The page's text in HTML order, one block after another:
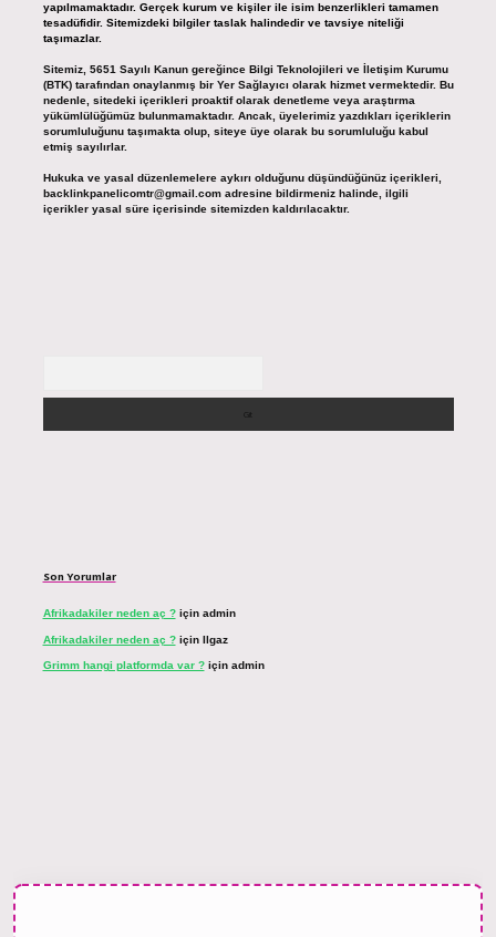
yapılmamaktadır. Gerçek kurum ve kişiler ile isim benzerlikleri tamamen
tesadüfidir. Sitemizdeki bilgiler taslak halindedir ve tavsiye niteliği
taşımazlar.
Sitemiz, 5651 Sayılı Kanun gereğince Bilgi Teknolojileri ve İletişim Kurumu
(BTK) tarafından onaylanmış bir Yer Sağlayıcı olarak hizmet vermektedir. Bu
nedenle, sitedeki içerikleri proaktif olarak denetleme veya araştırma
yükümlülüğümüz bulunmamaktadır. Ancak, üyelerimiz yazdıkları içeriklerin
sorumluluğunu taşımakta olup, siteye üye olarak bu sorumluluğu kabul
etmiş sayılırlar.
Hukuka ve yasal düzenlemelere aykırı olduğunu düşündüğünüz içerikleri,
backlinkpanelicomtr@gmail.comadresine bildirmeniz halinde, ilgili
içerikler yasal süre içerisinde sitemizden kaldırılacaktır.
Son Yorumlar
Afrikadakiler neden aç ?için admin
Afrikadakiler neden aç ?için Ilgaz
Grimm hangi platformda var ?için admin